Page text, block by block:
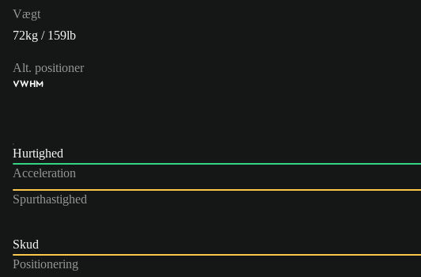
Vægt
72kg / 159lb
Alt. positioner
VWHM
Hurtighed
Acceleration
Spurthastighed
Skud
Positionering